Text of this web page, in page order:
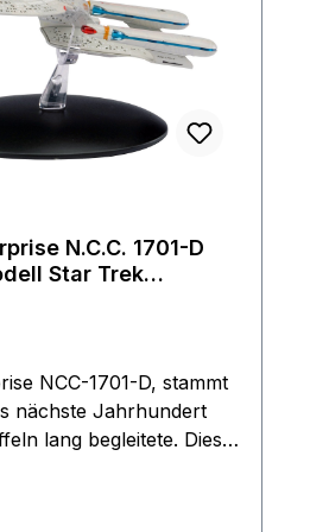
von 5 von 5 Sternen
N.C.C. 1701-D
Star Trek
NCC-1701-D, stammt
nächste Jahrhundert
lang begleitete. Diese